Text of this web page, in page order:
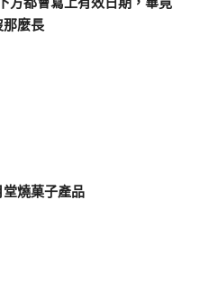
方都會寫上有效日期，畢竟
那麼長
燒菓子產品